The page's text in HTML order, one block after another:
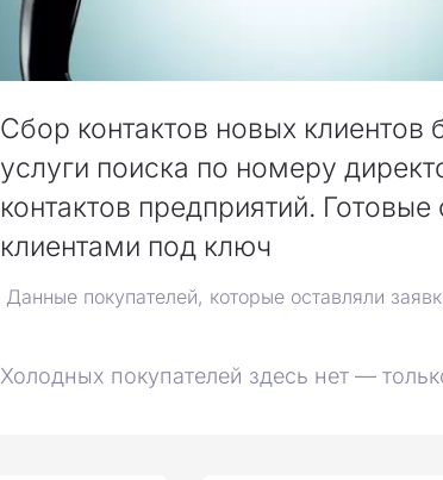
Сбор контактов новых клиентов
услуги поиска по номеру
контактов предприятий. Готовые
клиентами под ключ
Данные покупателей, которые оставляли
Холодных покупателей здесь нет —